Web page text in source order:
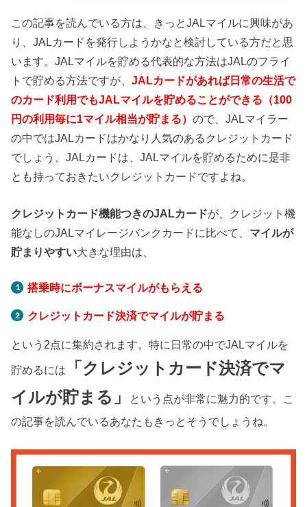
この記事を読んでいる方は、きっとJALマイルに興味があ
り、JALカードを発行しようかなと検討している方だと思
います。JALマイルを貯める代表的な方法はJALのフライ
トで貯める方法ですが、JALカードがあれば日常の生活で
のカード利用でもJALマイルを貯めることができる（100
円の利用毎に1マイル相当が貯まる）ので、JALマイラー
の中ではJALカードはかなり人気のあるクレジットカード
でしょう。JALカードは、JALマイルを貯めるために是非
とも持っておきたいクレジットカードですよね。
クレジットカード機能つきのJALカードが、クレジット機
能なしのJALマイレージバンクカードに比べて、 マイルが
貯まりやすい大きな理由は、
搭乗時にボーナスマイルがもらえる
クレジットカード決済でマイルが貯まる
という2点に集約されます。特に日常の中でJALマイルを
貯めるには
「クレジットカード決済でマ
イルが貯まる」
という点が非常に魅力的です。こ
の記事を読んでいるあなたもきっとそうでしょうね。